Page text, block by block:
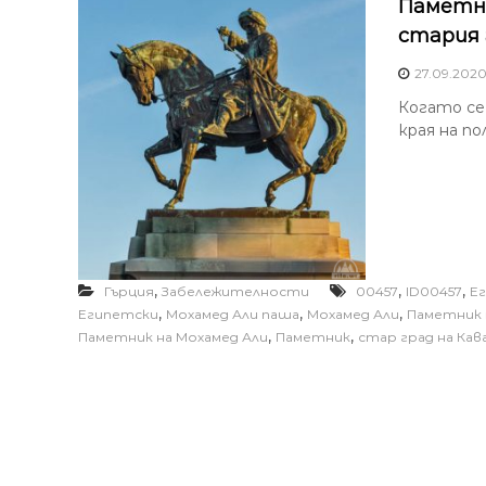
стария
27.09.2020
Когато
края на
Гърция, Забележителности 00457, ID00457,
Египетски, Мохамед Али паша, Мохамед Али, Паметник
Паметник на Мохамед Али, Паметник, стар град на